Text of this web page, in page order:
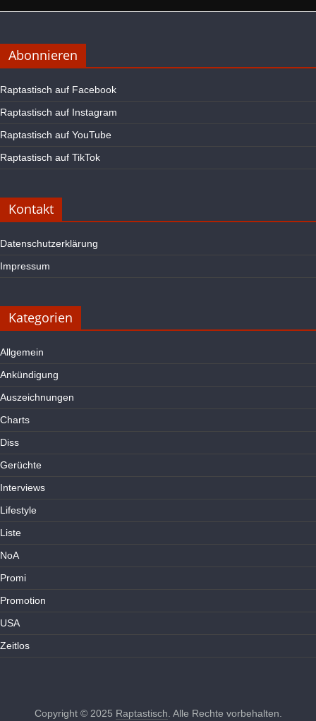
Abonnieren
Raptastisch auf Facebook
Raptastisch auf Instagram
Raptastisch auf YouTube
Raptastisch auf TikTok
Kontakt
Datenschutzerklärung
Impressum
Kategorien
Allgemein
Ankündigung
Auszeichnungen
Charts
Diss
Gerüchte
Interviews
Lifestyle
Liste
NoA
Promi
Promotion
USA
Zeitlos
Copyright © 2025 Raptastisch . Alle Rechte vorbehalten.